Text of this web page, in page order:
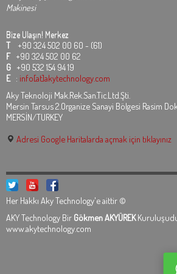
Makinesi
Bize Ulaşın! Merkez
T +90 324 502 00 60 - (61)
F +90 324 502 00 62
G +90 532 154 94 19
E : info[at]akytechnology.com
Aky Teknoloji Mak.Rek.San.Tic.Ltd.Şti.
Mersin Tarsus 2.Organize Sanayi Bölgesi Rasim
MERSİN/TURKEY
Adresi Google Haritalarda açmak için tıklayınız
Her Hakkı Aky Technology'e aittir ©
AKY Technology Bir Gökmen AKYÜREK
www.akytechnology.com